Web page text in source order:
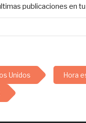
publicaciones en
Unidos Hora